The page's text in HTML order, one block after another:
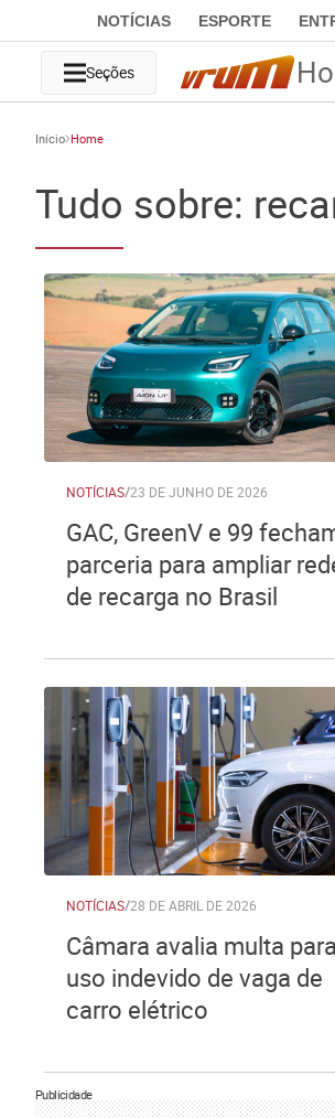
NOTÍCIAS ESPORTE
Seções
Início Home
Tudo sobre:
NOTÍCIAS/23 DE JUNHO DE 2026
GAC, GreenV e 99
parceria para ampliar
de recarga no Brasil
NOTÍCIAS/28 DE ABRIL DE 2026
Câmara avalia multa para
uso indevido de vaga de
carro elétrico
Publicidade